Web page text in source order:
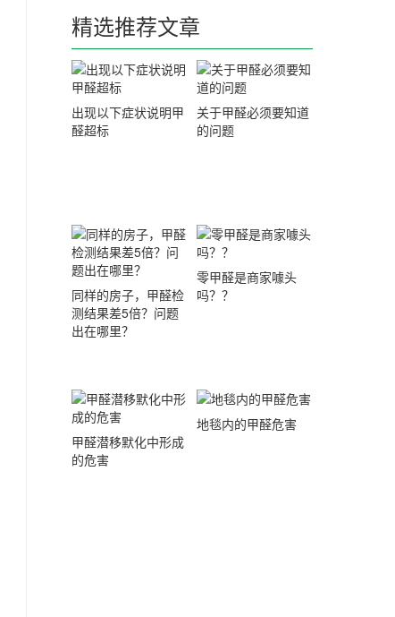
精选推荐文章
出现以下症状说明甲
醛超标
关于甲醛必须要知道
的问题
同样的房子，甲醛检
测结果差5倍？问题
出在哪里？
零甲醛是商家噱头
吗？？
甲醛潜移默化中形成
的危害
地毯内的甲醛危害